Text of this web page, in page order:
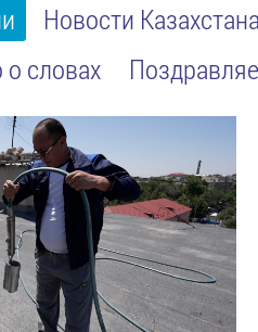
Новости
словах